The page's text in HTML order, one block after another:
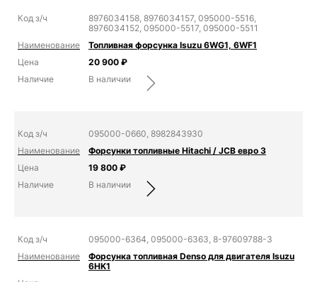
8976034158, 8976034157, 095000-5516,
8976034152, 095000-5517, 095000-5511
Топливная форсунка Isuzu 6WG1, 6WF1
20 900 ₽
В наличии
095000-0660, 8982843930
Форсунки топливные Hitachi / JCB евро 3
19 800 ₽
В наличии
095000-6364, 095000-6363, 8-97609788-3
Форсунка топливная Denso для двигателя Isuzu
6HK1